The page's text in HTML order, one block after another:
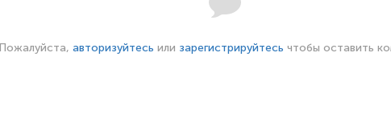
Пожалуйста, авторизуйтесь или зарегистрируйтесь чтобы оставить